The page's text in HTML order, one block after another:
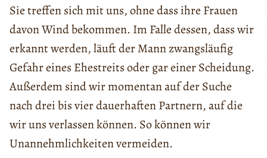
Sie treffen sich mit uns, ohne dass ihre Frauen
davon Wind bekommen. Im Falle dessen, dass wir
erkannt werden, läuft der Mann zwangsläufig
Gefahr eines Ehestreits oder gar einer Scheidung.
Außerdem sind wir momentan auf der Suche
nach drei bis vier dauerhaften Partnern, auf die
wir uns verlassen können. So können wir
Unannehmlichkeiten vermeiden.